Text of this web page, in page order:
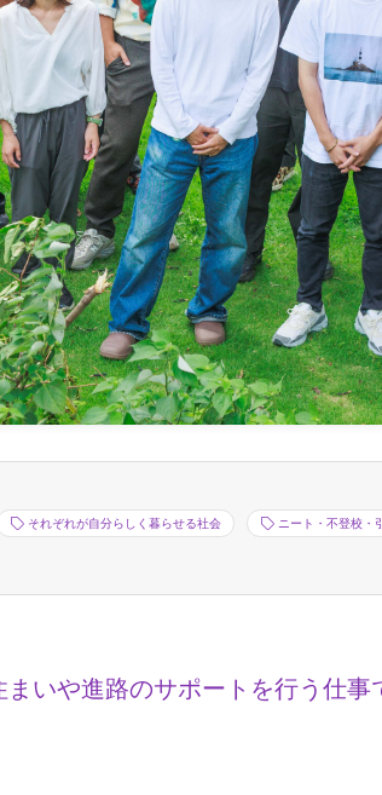
それぞれが自分らしく暮らせる社会 ニート・不登校・
いや進路のサポートを行う仕事